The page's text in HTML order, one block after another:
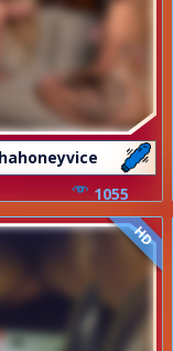
1055
HD